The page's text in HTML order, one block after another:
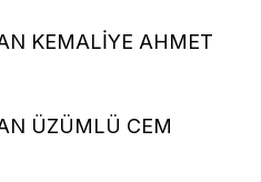
KEMALİYE AHMET
ÜZÜMLÜ CEM